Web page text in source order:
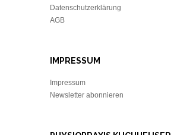
Datenschutzerklärung
AGB
IMPRESSUM
Impressum
Newsletter abonnieren